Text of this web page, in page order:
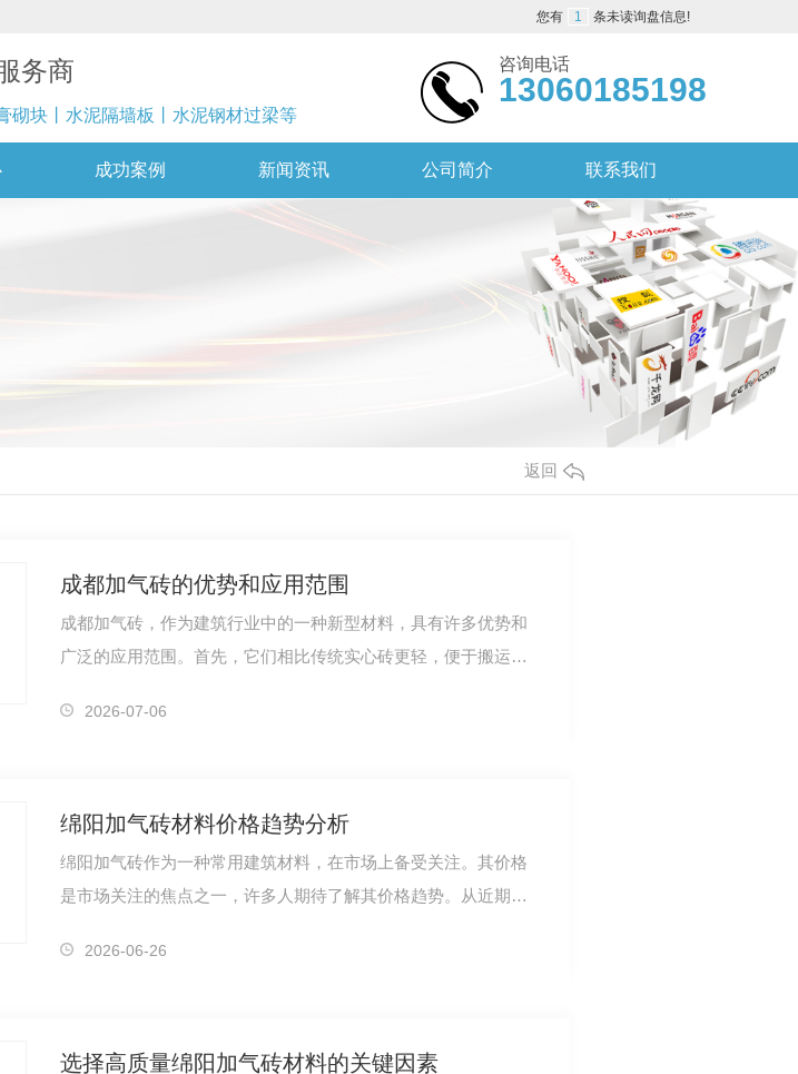
您有 1 条未读询盘信息!
务商
砌块丨水泥隔墙板丨水泥钢材过梁等
咨询电话
13060185198
成功案例 新闻资讯 公司简介 联系我们
返回
成都加气砖的优势和应用范围
成都加气砖，作为建筑行业中的一种新型材料，具有许多优势和
广泛的应用范围。首先，它们相比传统实心砖更轻，便于搬运和
2026-07-06
绵阳加气砖材料价格趋势分析
绵阳加气砖作为一种常用建筑材料，在市场上备受关注。其价格
是市场关注的焦点之一，许多人期待了解其价格趋势。从近期市
2026-06-26
选择高质量绵阳加气砖材料的关键因素